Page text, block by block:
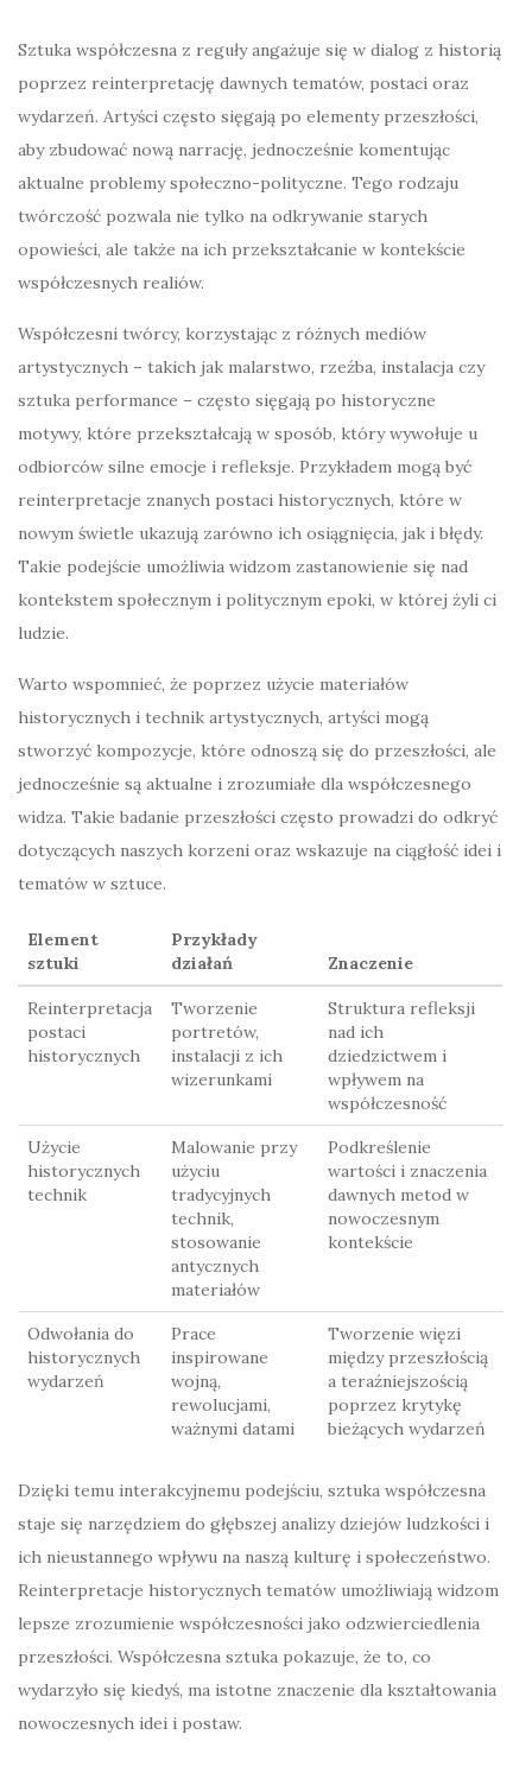
Sztuka współczesna z reguły angażuje się w dialog z historią
poprzez reinterpretację dawnych tematów, postaci oraz
wydarzeń. Artyści często sięgają po elementy przeszłości,
aby zbudować nową narrację, jednocześnie komentując
aktualne problemy społeczno-polityczne. Tego rodzaju
twórczość pozwala nie tylko na odkrywanie starych
opowieści, ale także na ich przekształcanie w kontekście
współczesnych realiów.
Współczesni twórcy, korzystając z różnych mediów
artystycznych – takich jak malarstwo, rzeźba, instalacja czy
sztuka performance – często sięgają po historyczne
motywy, które przekształcają w sposób, który wywołuje u
odbiorców silne emocje i refleksje. Przykładem mogą być
reinterpretacje znanych postaci historycznych, które w
nowym świetle ukazują zarówno ich osiągnięcia, jak i błędy.
Takie podejście umożliwia widzom zastanowienie się nad
kontekstem społecznym i politycznym epoki, w której żyli ci
ludzie.
Warto wspomnieć, że poprzez użycie materiałów
historycznych i technik artystycznych, artyści mogą
stworzyć kompozycje, które odnoszą się do przeszłości, ale
jednocześnie są aktualne i zrozumiałe dla współczesnego
widza. Takie badanie przeszłości często prowadzi do odkryć
dotyczących naszych korzeni oraz wskazuje na ciągłość idei i
tematów w sztuce.
Element
sztuki
Przykłady
działań
Znaczenie
Reinterpretacja
postaci
historycznych
Tworzenie
portretów,
instalacji z ich
wizerunkami
Struktura refleksji
nad ich
dziedzictwem i
wpływem na
współczesność
Użycie
historycznych
technik
Malowanie przy
użyciu
tradycyjnych
technik,
stosowanie
antycznych
materiałów
Podkreślenie
wartości i znaczenia
dawnych metod w
nowoczesnym
kontekście
Odwołania do
historycznych
wydarzeń
Prace
inspirowane
wojną,
rewolucjami,
ważnymi datami
Tworzenie więzi
między przeszłością
a teraźniejszością
poprzez krytykę
bieżących wydarzeń
Dzięki temu interakcyjnemu podejściu, sztuka współczesna
staje się narzędziem do głębszej analizy dziejów ludzkości i
ich nieustannego wpływu na naszą kulturę i społeczeństwo.
Reinterpretacje historycznych tematów umożliwiają widzom
lepsze zrozumienie współczesności jako odzwierciedlenia
przeszłości. Współczesna sztuka pokazuje, że to, co
wydarzyło się kiedyś, ma istotne znaczenie dla kształtowania
nowoczesnych idei i postaw.